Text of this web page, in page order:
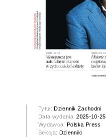
Tytuł: Dziennik Zachodni
Data wydania:2025-10-25
Wydawca: Polska Press
Sekcja: Dzienniki